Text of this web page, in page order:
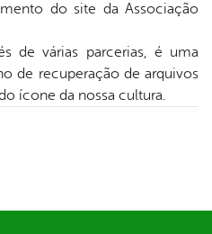
do site da Associação
de várias parcerias, é uma
de recuperação de arquivos
ícone da nossa cultura.